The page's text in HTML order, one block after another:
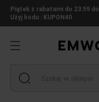
Piątek z rabatami do 23:59
Użyj kodu : KUPON40